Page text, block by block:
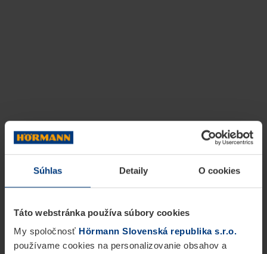
Súhlas Detaily O cookies
Táto webstránka používa súbory cookies
My spoločnosť Hörmann Slovenská republika s.r.o.
používame cookies na personalizovanie obsahov a